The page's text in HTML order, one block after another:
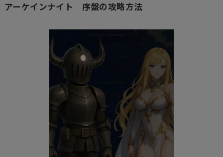
アーケインナイト 序盤の攻略方法